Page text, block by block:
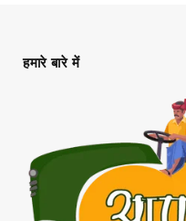
हमारे बारे में